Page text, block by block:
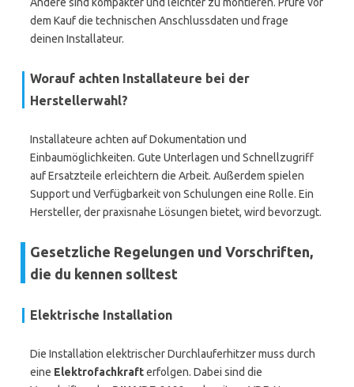
dem Kauf die technischen Anschlussdaten und frage
deinen Installateur.
Worauf achten Installateure bei der
Herstellerwahl?
Installateure achten auf Dokumentation und
Einbaumöglichkeiten. Gute Unterlagen und Schnellzugriff
auf Ersatzteile erleichtern die Arbeit. Außerdem spielen
Support und Verfügbarkeit von Schulungen eine Rolle. Ein
Hersteller, der praxisnahe Lösungen bietet, wird bevorzugt.
Gesetzliche Regelungen und Vorschriften,
die du kennen solltest
Elektrische Installation
Die Installation elektrischer Durchlauferhitzer muss durch
eine Elektrofachkrafterfolgen. Dabei sind die